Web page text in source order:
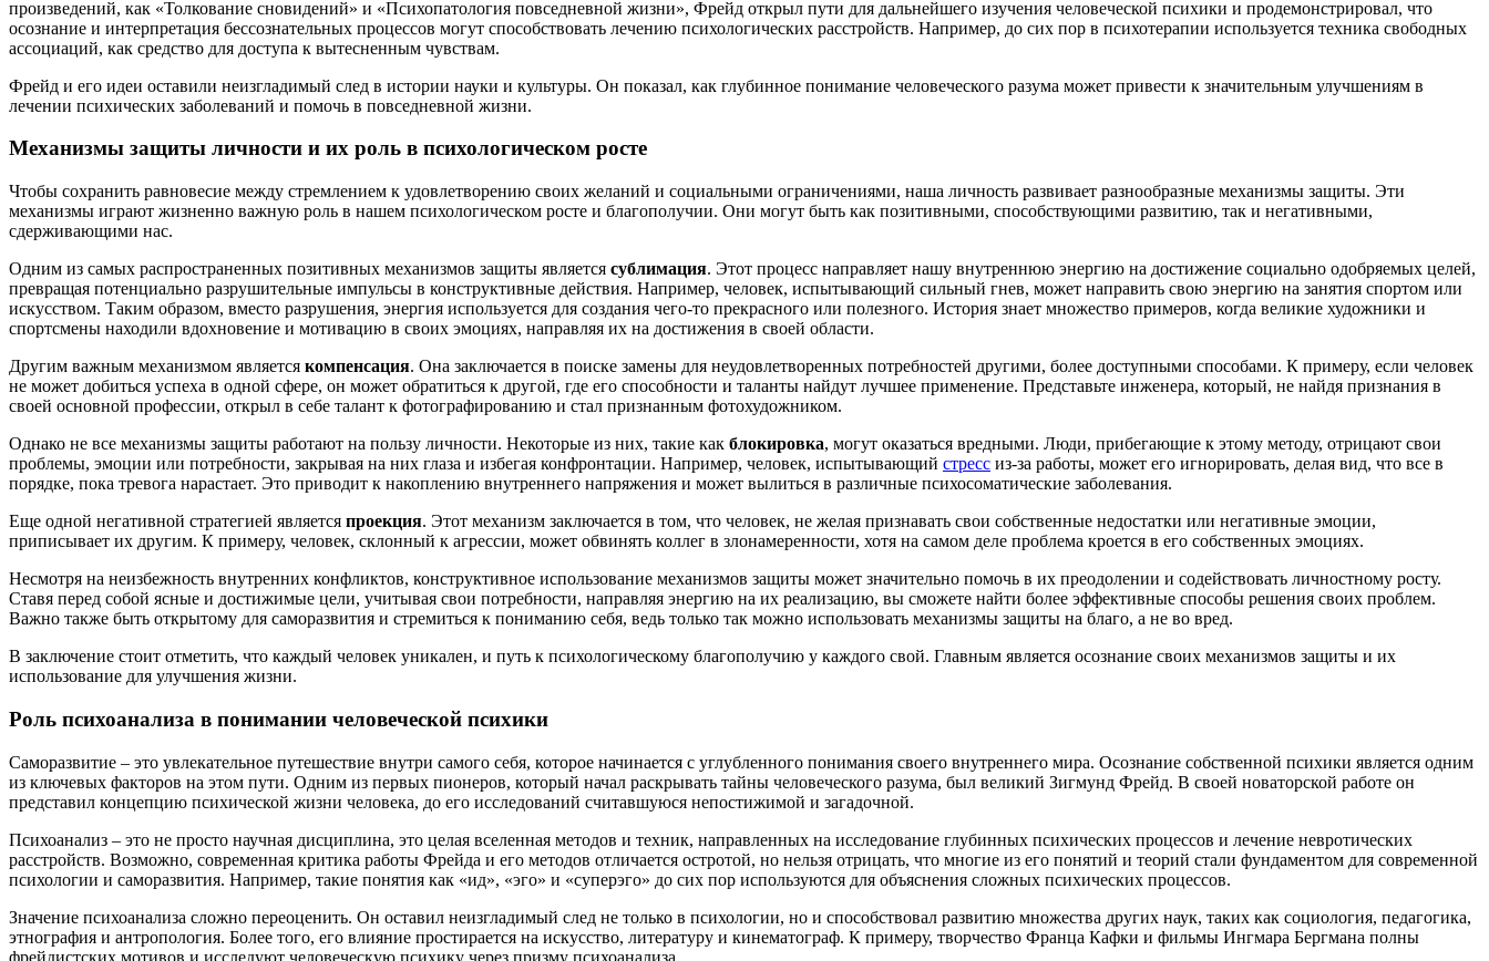
произведений, как «Толкование сновидений» и «Психопатология повседневной жизни», Фрейд открыл пути для дальнейшего изучения человеческой психики и продемонстрировал, что
осознание и интерпретация бессознательных процессов могут способствовать лечению психологических расстройств. Например, до сих пор в психотерапии используется техника свободных
ассоциаций, как средство для доступа к вытесненным чувствам.
Фрейд и его идеи оставили неизгладимый след в истории науки и культуры. Он показал, как глубинное понимание человеческого разума может привести к значительным улучшениям в
лечении психических заболеваний и помочь в повседневной жизни.
Механизмы защиты личности и их роль в психологическом росте
Чтобы сохранить равновесие между стремлением к удовлетворению своих желаний и социальными ограничениями, наша личность развивает разнообразные механизмы защиты. Эти
механизмы играют жизненно важную роль в нашем психологическом росте и благополучии. Они могут быть как позитивными, способствующими развитию, так и негативными,
сдерживающими нас.
Одним из самых распространенных позитивных механизмов защиты является сублимация. Этот процесс направляет нашу внутреннюю энергию на достижение социально одобряемых целей,
превращая потенциально разрушительные импульсы в конструктивные действия. Например, человек, испытывающий сильный гнев, может направить свою энергию на занятия спортом или
искусством. Таким образом, вместо разрушения, энергия используется для создания чего-то прекрасного или полезного. История знает множество примеров, когда великие художники и
спортсмены находили вдохновение и мотивацию в своих эмоциях, направляя их на достижения в своей области.
Другим важным механизмом является компенсация. Она заключается в поиске замены для неудовлетворенных потребностей другими, более доступными способами. К примеру, если человек
не может добиться успеха в одной сфере, он может обратиться к другой, где его способности и таланты найдут лучшее применение. Представьте инженера, который, не найдя признания в
своей основной профессии, открыл в себе талант к фотографированию и стал признанным фотохудожником.
Однако не все механизмы защиты работают на пользу личности. Некоторые из них, такие как блокировка, могут оказаться вредными. Люди, прибегающие к этому методу, отрицают свои
проблемы, эмоции или потребности, закрывая на них глаза и избегая конфронтации. Например, человек, испытывающий стресс из-за работы, может его игнорировать, делая вид, что все в
порядке, пока тревога нарастает. Это приводит к накоплению внутреннего напряжения и может вылиться в различные психосоматические заболевания.
Еще одной негативной стратегией является проекция. Этот механизм заключается в том, что человек, не желая признавать свои собственные недостатки или негативные эмоции,
приписывает их другим. К примеру, человек, склонный к агрессии, может обвинять коллег в злонамеренности, хотя на самом деле проблема кроется в его собственных эмоциях.
Несмотря на неизбежность внутренних конфликтов, конструктивное использование механизмов защиты может значительно помочь в их преодолении и содействовать личностному росту.
Ставя перед собой ясные и достижимые цели, учитывая свои потребности, направляя энергию на их реализацию, вы сможете найти более эффективные способы решения своих проблем.
Важно также быть открытому для саморазвития и стремиться к пониманию себя, ведь только так можно использовать механизмы защиты на благо, а не во вред.
В заключение стоит отметить, что каждый человек уникален, и путь к психологическому благополучию у каждого свой. Главным является осознание своих механизмов защиты и их
использование для улучшения жизни.
Роль психоанализа в понимании человеческой психики
Саморазвитие – это увлекательное путешествие внутри самого себя, которое начинается с углубленного понимания своего внутреннего мира. Осознание собственной психики является одним
из ключевых факторов на этом пути. Одним из первых пионеров, который начал раскрывать тайны человеческого разума, был великий Зигмунд Фрейд. В своей новаторской работе он
представил концепцию психической жизни человека, до его исследований считавшуюся непостижимой и загадочной.
Психоанализ – это не просто научная дисциплина, это целая вселенная методов и техник, направленных на исследование глубинных психических процессов и лечение невротических
расстройств. Возможно, современная критика работы Фрейда и его методов отличается остротой, но нельзя отрицать, что многие из его понятий и теорий стали фундаментом для современной
психологии и саморазвития. Например, такие понятия как «ид», «эго» и «суперэго» до сих пор используются для объяснения сложных психических процессов.
Значение психоанализа сложно переоценить. Он оставил неизгладимый след не только в психологии, но и способствовал развитию множества других наук, таких как социология, педагогика,
этнография и антропология. Более того, его влияние простирается на искусство, литературу и кинематограф. К примеру, творчество Франца Кафки и фильмы Ингмара Бергмана полны
фрейдистских мотивов и исследуют человеческую психику через призму психоанализа.